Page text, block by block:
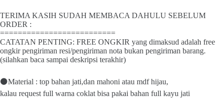
TERIMA KASIH SUDAH MEMBACA DAHULU SEBELUM
ORDER :
==========================
CATATAN PENTING: FREE ONGKIR yang dimaksud adalah free
ongkir pengiriman resi/pengiriman nota bukan pengiriman barang.
(silahkan baca sampai deskripsi terakhir)
⚫Material : top bahan jati,dan mahoni atau mdf hijau,
kalau request full warna coklat bisa pakai bahan full kayu jati